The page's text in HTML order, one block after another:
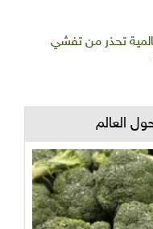
تحذر من تفشي
العالم